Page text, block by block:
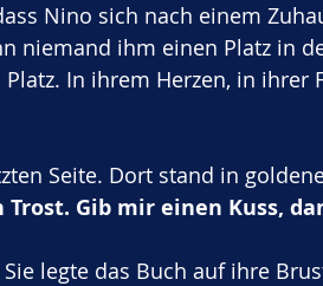
Nino sich nach einem
niemand ihm einen Platz in
In ihrem Herzen, in ihrer
Seite. Dort stand in
Gib mir einen Kuss,
legte das Buch auf ihre